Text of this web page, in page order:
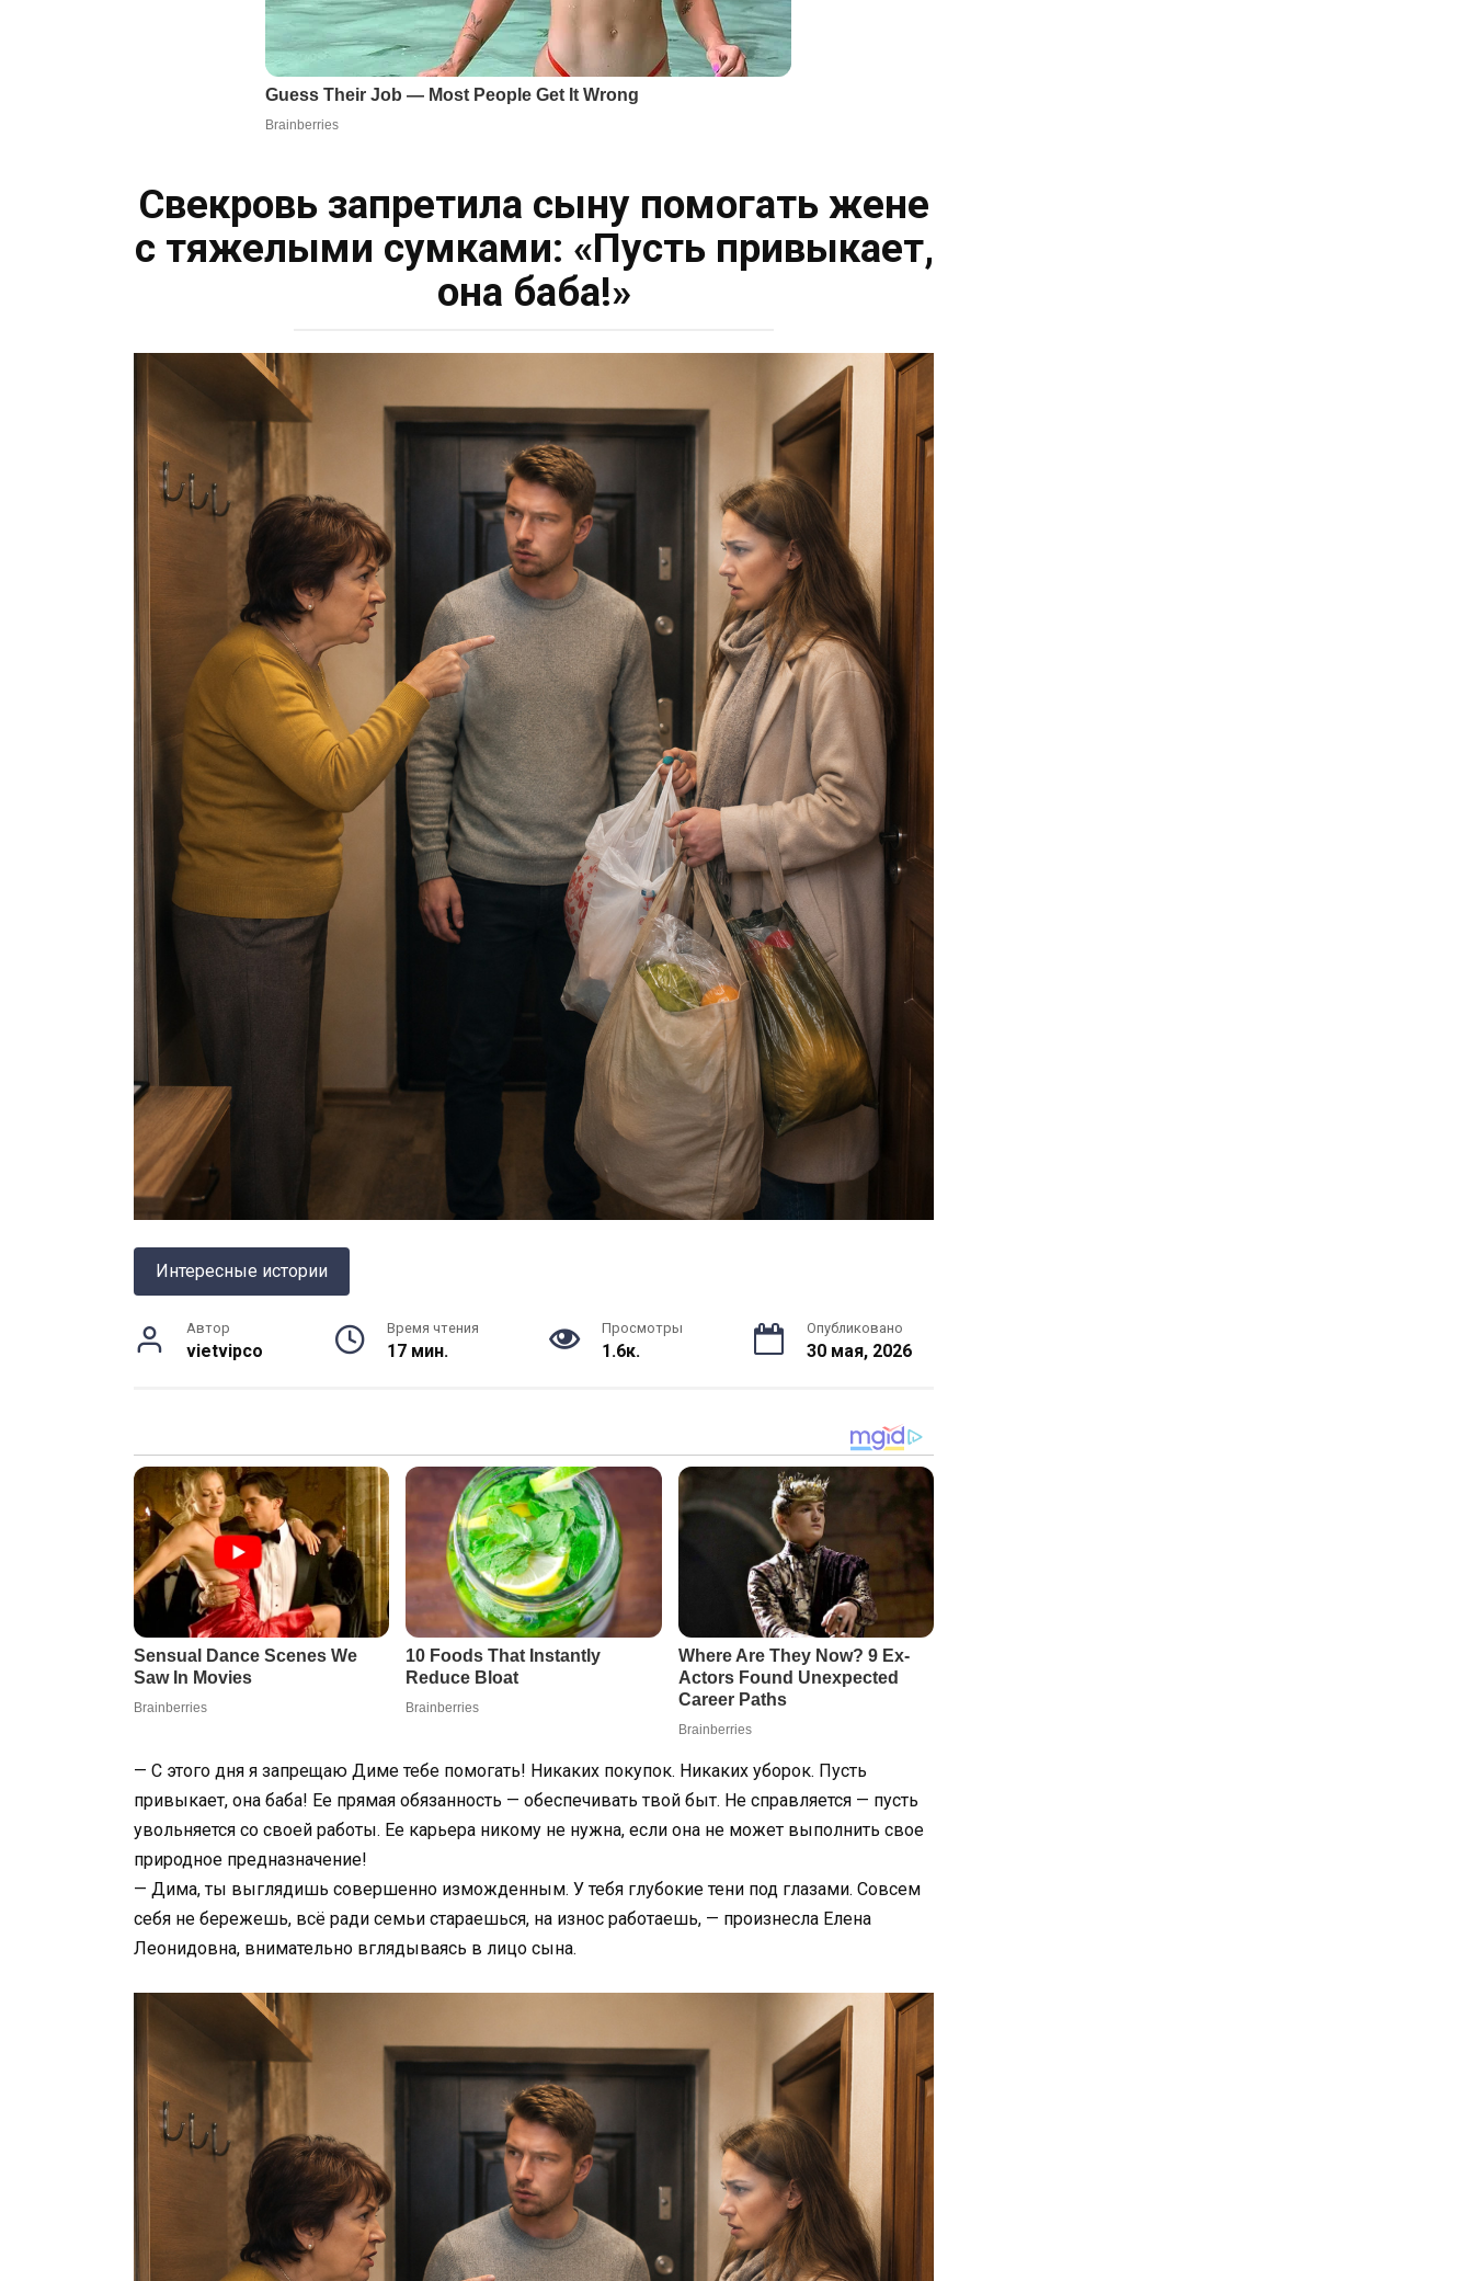
Свекровь запретила сыну помогать жене
с тяжелыми сумками: «Пусть привыкает,
она баба!»
Интересные истории
Автор
vietvipco
Время чтения
17 мин.
Просмотры
1.6к.
Опубликовано
30 мая, 2026
— С этого дня я запрещаю Диме тебе помогать! Никаких покупок. Никаких уборок. Пусть
привыкает, она баба! Ее прямая обязанность — обеспечивать твой быт. Не справляется — пусть
увольняется со своей работы. Ее карьера никому не нужна, если она не может выполнить свое
природное предназначение!
— Дима, ты выглядишь совершенно изможденным. У тебя глубокие тени под глазами. Совсем
себя не бережешь, всё ради семьи стараешься, на износ работаешь, — произнесла Елена
Леонидовна, внимательно вглядываясь в лицо сына.